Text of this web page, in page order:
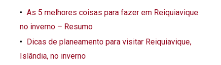
As 5 melhores coisas para fazer em Reiquiavique
no inverno – Resumo
Dicas de planeamento para visitar Reiquiavique,
Islândia, no inverno